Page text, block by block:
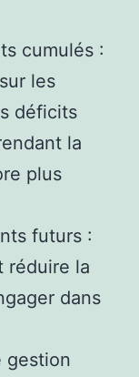
cumulés :
les
déficits
la
plus
futurs :
réduire la
dans
gestion